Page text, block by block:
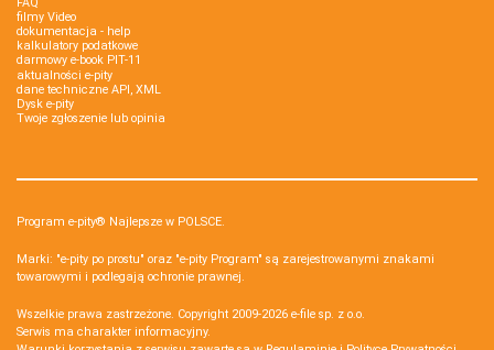
filmy Video
dokumentacja - help
kalkulatory podatkowe
darmowy e-book PIT-11
aktualności e-pity
dane techniczne API, XML
Dysk e-pity
Twoje zgłoszenie lub opinia
Program e-pity® Najlepsze w POLSCE.
Marki: "e-pity po prostu" oraz "e-pity Program" są zarejestrowanymi znakami
towarowymi i podlegają ochronie prawnej.
Wszelkie prawa zastrzeżone. Copyright 2009-2026 e-file sp. z o.o.
Serwis ma charakter informacyjny.